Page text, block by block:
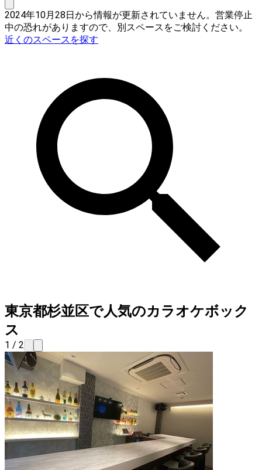
2024年10月28日から情報が更新されていません。営業停止
中の恐れがありますので、別スペースをご検討ください。
近くのスペースを探す
東京都杉並区で人気のカラオケボック
ス
1 / 2